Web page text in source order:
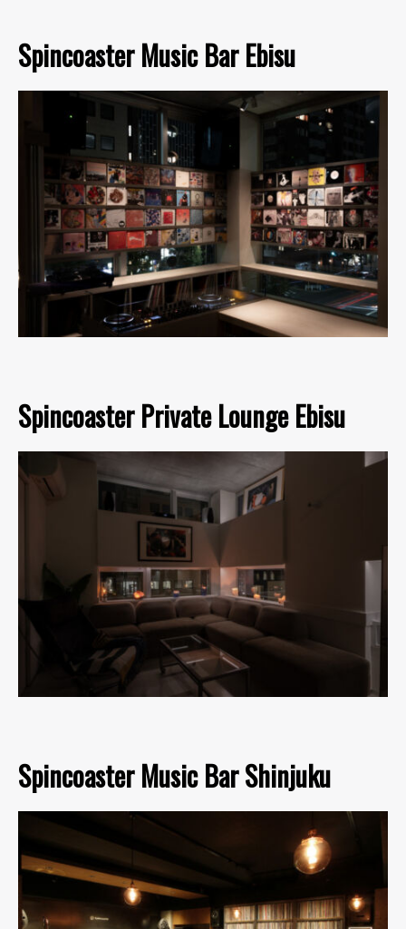
Spincoaster Music Bar Ebisu
Spincoaster Private Lounge Ebisu
Spincoaster Music Bar Shinjuku